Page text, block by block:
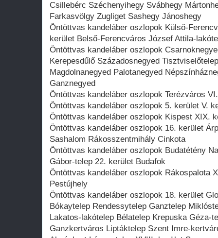
Csillebérc Széchenyihegy Svábhegy
Farkasvölgy Zugliget Sashegy Jánoshegy
Öntöttvas kandeláber oszlopok Külső-
kerület Belső-Ferencváros József Attila-
Öntöttvas kandeláber oszlopok
Kerepesdűlő Századosnegyed
Magdolnanegyed Palotanegyed
Ganznegyed
Öntöttvas kandeláber oszlopok Terézváros
Öntöttvas kandeláber oszlopok 5. kerület V.
Öntöttvas kandeláber oszlopok Kispest XIX.
Öntöttvas kandeláber oszlopok 16. kerület
Sashalom Rákosszentmihály Cinkota
Öntöttvas kandeláber oszlopok Budatétény
Gábor-telep 22. kerület Budafok
Öntöttvas kandeláber oszlopok Rákospalota
Pestújhely
Öntöttvas kandeláber oszlopok 18. kerület
Bókaytelep Rendessytelep Ganztelep
Lakatos-lakótelep Bélatelep Krepuska Géza-
Ganzkertváros Liptáktelep Szent Imre-